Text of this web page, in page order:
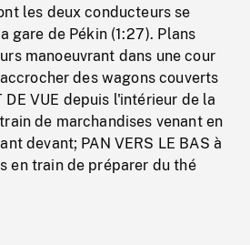
les deux conducteurs se
gare de Pékin (1:27). Plans
manoeuvrant dans une cour
des wagons couverts
DE VUE depuis l'intérieur de la
de marchandises venant en
devant; PAN VERS LE BAS à
en train de préparer du thé